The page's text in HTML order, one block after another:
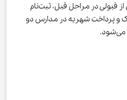
ثبت ‌نام نهایی: پس از قبولی در مراحل قبل، ثبت‌نام
و پرداخت شهریه در مدارس دو